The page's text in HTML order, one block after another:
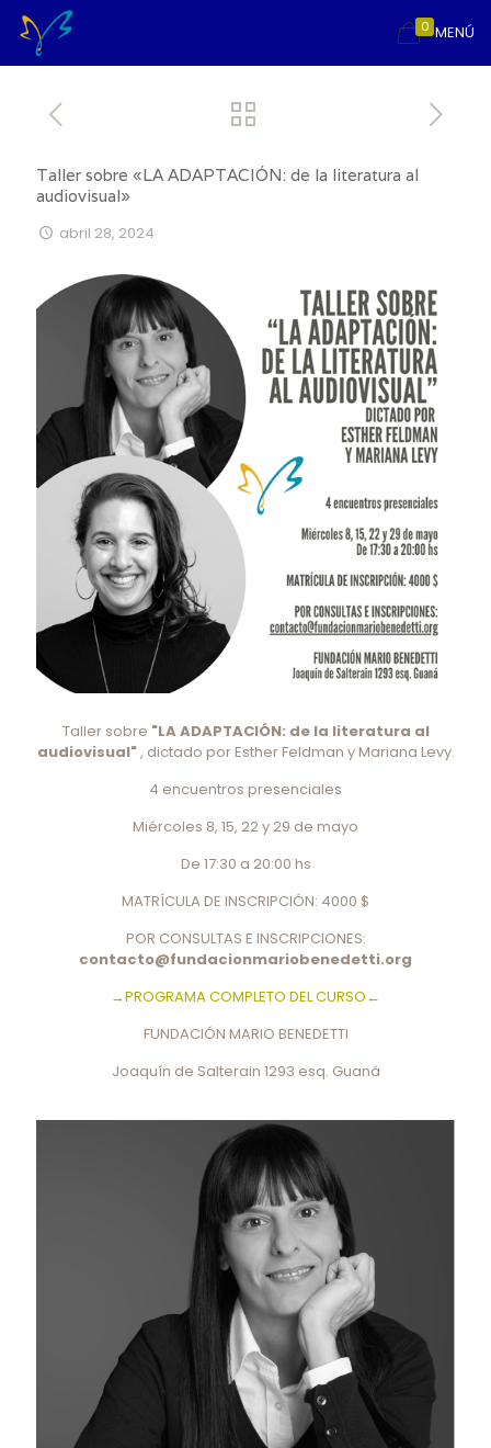
MENÚ
0
Taller sobre «LA ADAPTACIÓN: de la literatura al
audiovisual»
abril 28, 2024
Taller sobre "LA ADAPTACIÓN: de la literatura al
audiovisual", dictado por Esther Feldman y Mariana Levy.
4 encuentros presenciales
Miércoles 8, 15, 22 y 29 de mayo
De 17:30 a 20:00 hs
MATRÍCULA DE INSCRIPCIÓN: 4000 $
POR CONSULTAS E INSCRIPCIONES:
contacto@fundacionmariobenedetti.org
→PROGRAMA COMPLETO DEL CURSO←
FUNDACIÓN MARIO BENEDETTI
Joaquín de Salterain 1293 esq. Guaná